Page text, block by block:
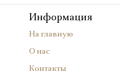
Информация
На главную
О нас
Контакты